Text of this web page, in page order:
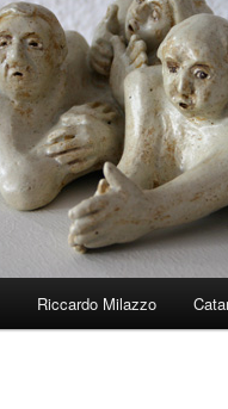
Riccardo Milazzo